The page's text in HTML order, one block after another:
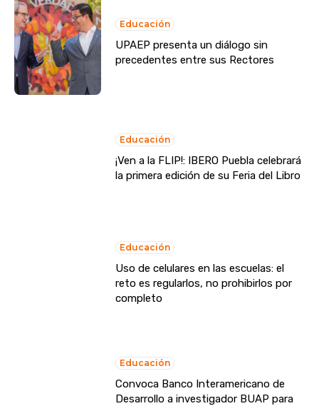
Educación
UPAEP presenta un diálogo sin
precedentes entre sus Rectores
Educación
¡Ven a la FLIP!: IBERO Puebla celebrará
la primera edición de su Feria del Libro
Educación
Uso de celulares en las escuelas: el
reto es regularlos, no prohibirlos por
completo
Educación
Convoca Banco Interamericano de
Desarrollo a investigador BUAP para